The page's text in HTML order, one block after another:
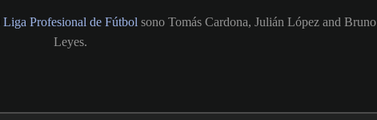
Liga Profesional de Fútbol sono Tomás Cardona, Julián López and Bruno
Leyes.